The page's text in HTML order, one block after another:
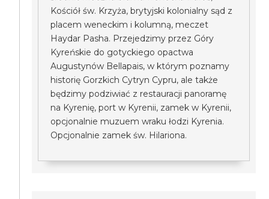
Kościół św. Krzyża, brytyjski kolonialny sąd z
placem weneckim i kolumną, meczet
Haydar Pasha. Przejedzimy przez Góry
Kyreńskie do gotyckiego opactwa
Augustynów Bellapais, w którym poznamy
historię Gorzkich Cytryn Cypru, ale także
będzimy podziwiać z restauracji panoramę
na Kyrenię, port w Kyrenii, zamek w Kyrenii,
opcjonalnie muzuem wraku łodzi Kyrenia.
Opcjonalnie zamek św. Hilariona.